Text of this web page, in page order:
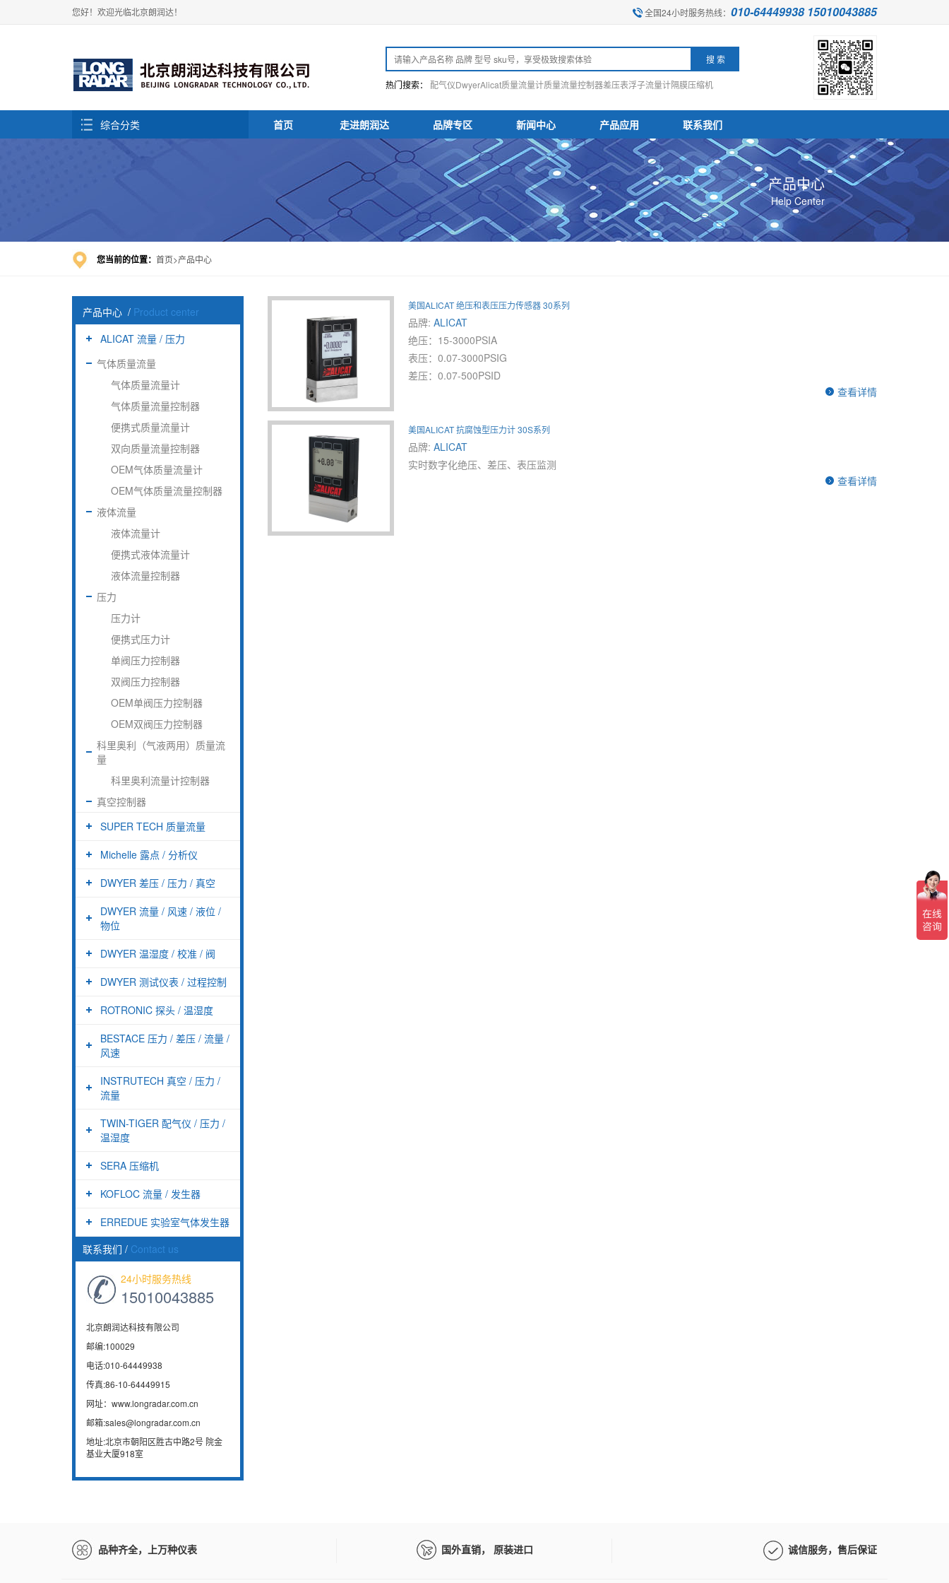
您好！欢迎光临北京朗润达！ 全国24小时服务热线： 010-64449938 15010043885
热门搜索： 配气仪DwyerAlicat质量流量计质量流量控制器差压表浮子流量计隔膜压缩机
综合分类 首页 走进朗润达 品牌专区 新闻中心 产品应用 联系我们
产品中心
Help Center
您当前的位置： 首页 产品中心
产品中心 / Product center
ALICAT 流量 / 压力
气体质量流量
气体质量流量计
气体质量流量控制器
便携式质量流量计
双向质量流量控制器
OEM气体质量流量计
OEM气体质量流量控制器
液体流量
液体流量计
便携式液体流量计
液体流量控制器
压力
压力计
便携式压力计
单阀压力控制器
双阀压力控制器
OEM单阀压力控制器
OEM双阀压力控制器
科里奥利（气液两用）质量流
量
科里奥利流量计控制器
真空控制器
SUPER TECH 质量流量
Michelle 露点 / 分析仪
DWYER 差压 / 压力 / 真空
DWYER 流量 / 风速 / 液位 /
物位
DWYER 温湿度 / 校准 / 阀
DWYER 测试仪表 / 过程控制
ROTRONIC 探头 / 温湿度
BESTACE 压力 / 差压 / 流量 /
风速
INSTRUTECH 真空 / 压力 /
流量
TWIN-TIGER 配气仪 / 压力 /
温湿度
SERA 压缩机
KOFLOC 流量 / 发生器
ERREDUE 实验室气体发生器
联系我们 / Contact us
24小时服务热线
15010043885
北京朗润达科技有限公司
邮编:100029
电话:010-64449938
传真:86-10-64449915
网址：www.longradar.com.cn
邮箱:sales@longradar.com.cn
地址:北京市朝阳区胜古中路2号 院金
基业大厦918室
美国ALICAT 绝压和表压压力传感器 30系列
品牌: ALICAT
绝压：15-3000PSIA
表压：0.07-3000PSIG
差压：0.07-500PSID
查看详情
美国ALICAT 抗腐蚀型压力计 30S系列
品牌: ALICAT
实时数字化绝压、差压、表压监测
查看详情
品种齐全，上万种仪表 国外直销， 原装进口 诚信服务，售后保证